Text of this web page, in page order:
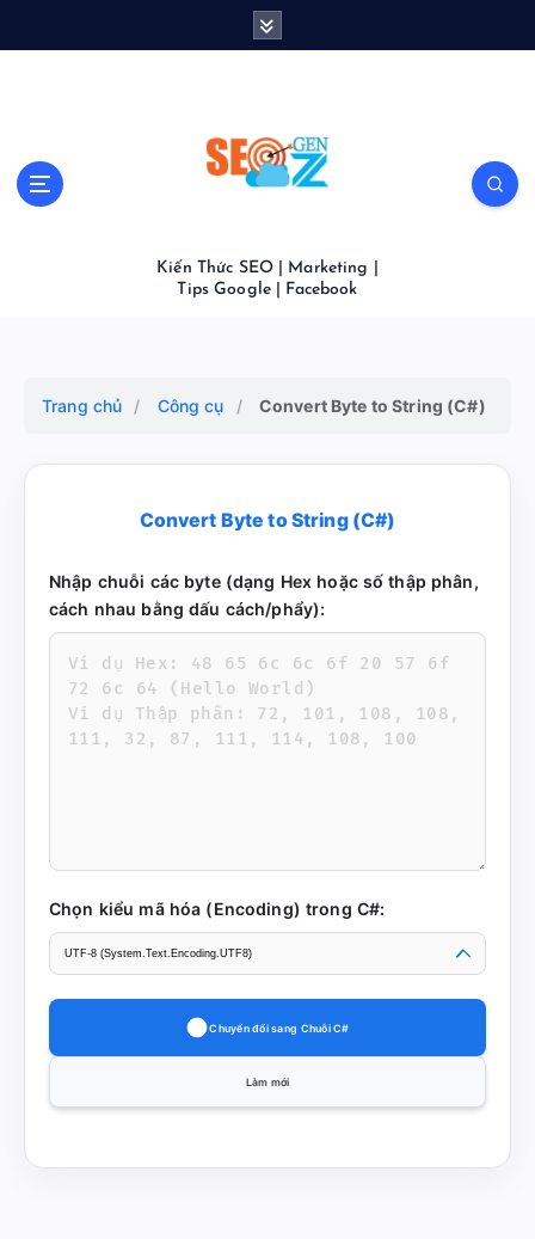
Kiến Thức SEO | Marketing |
Tips Google | Facebook
Trang chủ / Công cụ / Convert Byte to String (C#)
Convert Byte to String (C#)
Nhập chuỗi các byte (dạng Hex hoặc số thập phân,
cách nhau bằng dấu cách/phẩy):
Chọn kiểu mã hóa (Encoding) trong C#:
Chuyển đổi sang Chuỗi C#
Làm mới